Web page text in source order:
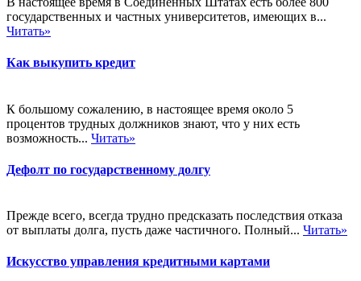
государственных и частных университетов, имеющих в...
Читать»
Как выкупить кредит
К большому сожалению, в настоящее время около 5
процентов трудных должников знают, что у них есть
возможность... Читать»
Дефолт по государственному долгу
Прежде всего, всегда трудно предсказать последствия отказа
от выплаты долга, пусть даже частичного. Полный... Читать»
Искусство управления кредитными картами